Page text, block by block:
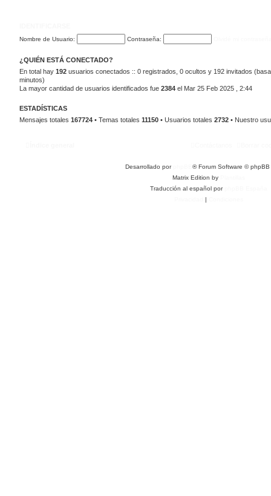
Nombre de Usuario: Contraseña:
¿QUIÉN ESTÁ CONECTADO?
En total hay 192 usuarios conectados :: 0 registrados, 0 ocultos y 192 invitados
minutos)
La mayor cantidad de usuarios identificados fue 2384 el Mar 25 Feb 2025 , 2:44
ESTADÍSTICAS
Mensajes totales 167724 • Temas totales 11150 • Usuarios totales 2732 • Nuestro
Desarrollado por
® Forum Software © phpBB
Matrix Edition by
Traducción al español por
|